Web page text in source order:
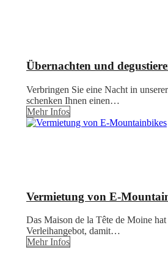
Übernachten und
Verbringen Sie eine Nacht in
schenken Ihnen einen…
Mehr Infos
Vermietung von E-
Das Maison de la Tête de Moine
Verleihangebot, damit…
Mehr Infos